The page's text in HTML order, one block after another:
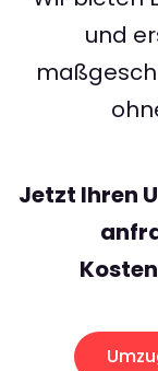
und
Jetzt Ihren